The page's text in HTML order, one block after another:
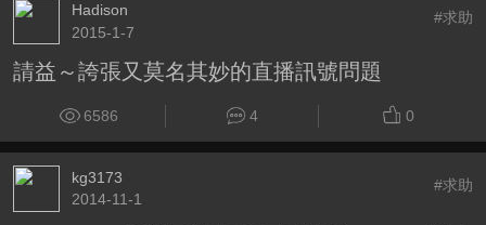
Hadison
2015-1-7
#求助
請益～誇張又莫名其妙的直播訊號問題
6586 4 0
kg3173
2014-11-1
#求助